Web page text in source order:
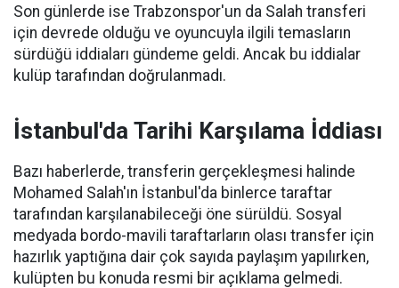
Son günlerde ise Trabzonspor'un da Salah transferi
için devrede olduğu ve oyuncuyla ilgili temasların
sürdüğü iddiaları gündeme geldi. Ancak bu iddialar
kulüp tarafından doğrulanmadı.
İstanbul'da Tarihi Karşılama İddiası
Bazı haberlerde, transferin gerçekleşmesi halinde
Mohamed Salah'ın İstanbul'da binlerce taraftar
tarafından karşılanabileceği öne sürüldü. Sosyal
medyada bordo-mavili taraftarların olası transfer için
hazırlık yaptığına dair çok sayıda paylaşım yapılırken,
kulüpten bu konuda resmi bir açıklama gelmedi.